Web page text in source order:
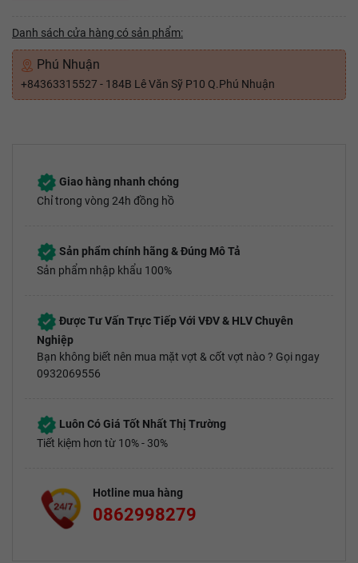
Danh sách cửa hàng có sản phẩm:
Phú Nhuận
+84363315527 - 184B Lê Văn Sỹ P10 Q.Phú Nhuận
Giao hàng nhanh chóng
Chỉ trong vòng 24h đồng hồ
Sản phẩm chính hãng & Đúng Mô Tả
Sản phẩm nhập khẩu 100%
Được Tư Vấn Trực Tiếp Với VĐV & HLV Chuyên
Nghiệp
Bạn không biết nên mua mặt vợt & cốt vợt nào ? Gọi ngay
0932069556
Luôn Có Giá Tốt Nhất Thị Trường
Tiết kiệm hơn từ 10% - 30%
Hotline mua hàng
0862998279